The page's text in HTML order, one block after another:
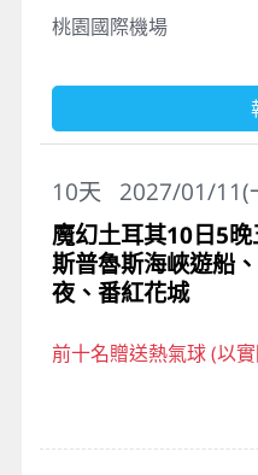
桃園國際機場
2027/01/11(
10天
魔幻土耳其10日5
斯普魯斯海峽遊船
夜、番紅花城
前十名贈送熱氣球 (以